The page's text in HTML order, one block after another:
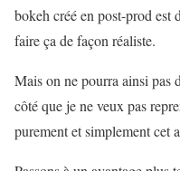
bokeh créé en post-prod est
faire ça de façon réaliste.
Mais on ne pourra ainsi pas
côté que je ne veux pas
purement et simplement cet